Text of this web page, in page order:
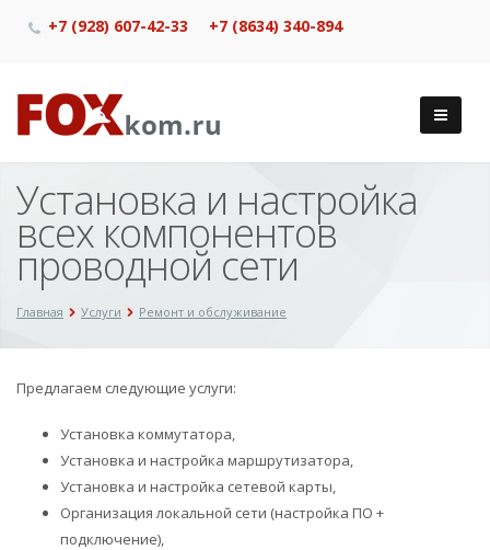
+7 (928) 607-42-33 +7 (8634) 340-894
Установка и настройка
всех компонентов
проводной сети
Главная Услуги Ремонт и обслуживание
Предлагаем следующие услуги:
Установка коммутатора,
Установка и настройка маршрутизатора,
Установка и настройка сетевой карты,
Организация локальной сети (настройка ПО +
подключение),